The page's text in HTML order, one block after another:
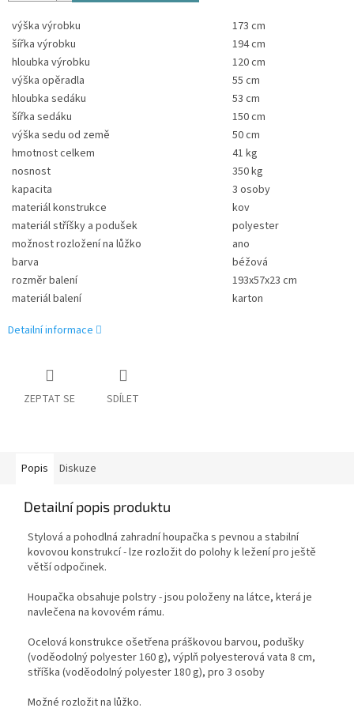
výška výrobku
173 cm
šířka výrobku
194 cm
hloubka výrobku
120 cm
výška opěradla
55 cm
hloubka sedáku
53 cm
šířka sedáku
150 cm
výška sedu od země
50 cm
hmotnost celkem
41 kg
nosnost
350 kg
kapacita
3 osoby
materiál konstrukce
kov
materiál stříšky a podušek
polyester
možnost rozložení na lůžko
ano
barva
béžová
rozměr balení
193x57x23 cm
materiál balení
karton
Detailní informace
ZEPTAT SE SDÍLET
Popis Diskuze
Detailní popis produktu
Stylová a pohodlná zahradní houpačka s pevnou a stabilní
kovovou konstrukcí - lze rozložit do polohy k ležení pro ještě
větší odpočinek.
Houpačka obsahuje polstry - jsou položeny na látce, která je
navlečena na kovovém rámu.
Ocelová konstrukce ošetřena práškovou barvou, podušky
(voděodolný polyester 160 g), výplň polyesterová vata 8 cm,
stříška (voděodolný polyester 180 g), pro 3 osoby
Možné rozložit na lůžko.